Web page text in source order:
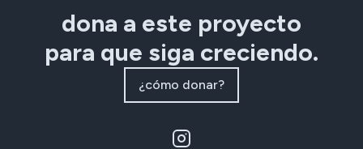
dona a este proyecto
para que siga creciendo.
¿cómo donar?